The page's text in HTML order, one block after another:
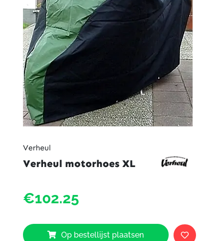
Verheul
Verheul motorhoes XL
€102.25
Op bestellijst plaatsen